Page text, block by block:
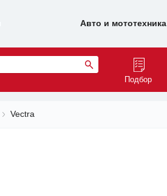
Авто и мототехника
Подбор
Vectra